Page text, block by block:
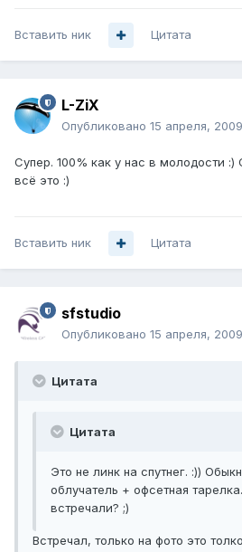
Вставить ник Цитата
L-ZiX
Опубликовано 15 апреля, 2009
Супер. 100% как у нас в молодости :)
всё это :)
Вставить ник Цитата
sfstudio
Опубликовано 15 апреля, 2009
Цитата
Цитата
Это не линк на спутнег. :))
облучатель + офсетная
встречали? ;)
Встречал, только на фото это